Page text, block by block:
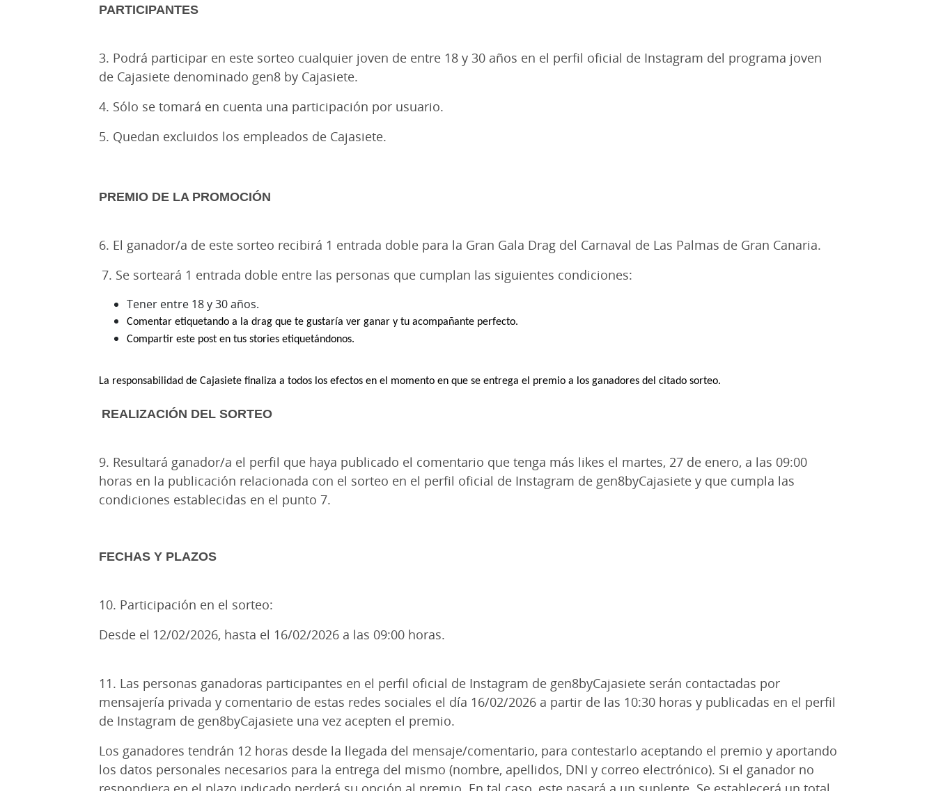
PARTICIPANTES
3. Podrá participar en este sorteo cualquier joven de entre 18 y 30 años en el perfil oficial de Instagram del programa joven
de Cajasiete denominado gen8 by Cajasiete.
4. Sólo se tomará en cuenta una participación por usuario.
5. Quedan excluidos los empleados de Cajasiete.
PREMIO DE LA PROMOCIÓN
6. El ganador/a de este sorteo recibirá 1 entrada doble para la Gran Gala Drag del Carnaval de Las Palmas de Gran Canaria.
7. Se sorteará 1 entrada doble entre las personas que cumplan las siguientes condiciones:
Tener entre 18 y 30 años.
Comentar etiquetando a la drag que te gustaría ver ganar y tu acompañante perfecto.
Compartir este post en tus stories etiquetándonos.
La responsabilidad de Cajasiete finaliza a todos los efectos en el momento en que se entrega el premio a los ganadores del citado sorteo.
REALIZACIÓN DEL SORTEO
9. Resultará ganador/a el perfil que haya publicado el comentario que tenga más likes el martes, 27 de enero, a las 09:00
horas en la publicación relacionada con el sorteo en el perfil oficial de Instagram de gen8byCajasiete y que cumpla las
condiciones establecidas en el punto 7.
FECHAS Y PLAZOS
10. Participación en el sorteo:
Desde el 12/02/2026, hasta el 16/02/2026 a las 09:00 horas.
11. Las personas ganadoras participantes en el perfil oficial de Instagram de gen8byCajasiete serán contactadas por
mensajería privada y comentario de estas redes sociales el día 16/02/2026 a partir de las 10:30 horas y publicadas en el perfil
de Instagram de gen8byCajasiete una vez acepten el premio.
Los ganadores tendrán 12 horas desde la llegada del mensaje/comentario, para contestarlo aceptando el premio y aportando
los datos personales necesarios para la entrega del mismo (nombre, apellidos, DNI y correo electrónico). Si el ganador no